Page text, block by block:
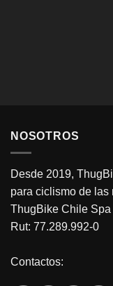
NOSOTROS
Desde 2019,
para ciclismo de las
ThugBike Chile Spa
Rut: 77.289.992-0
Contactos: